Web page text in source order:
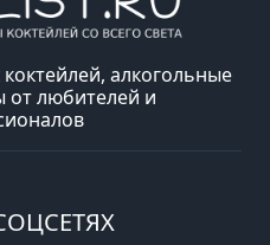
алкогольные
от любителей и